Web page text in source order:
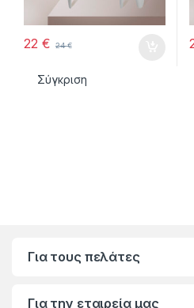
22 € 24€
Σύγκριση
Για τους πελάτες
Για την εταιρεία μας